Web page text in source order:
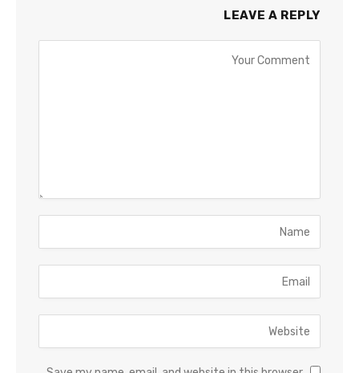
LEAVE A REPLY